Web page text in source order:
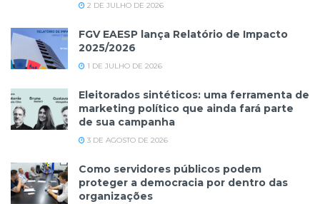
2 DE JULHO DE 2026
FGV EAESP lança Relatório de Impacto
2025/2026
1 DE JULHO DE 2026
Eleitorados sintéticos: uma ferramenta de
marketing político que ainda fará parte
de sua campanha
3 DE AGOSTO DE 2026
Como servidores públicos podem
proteger a democracia por dentro das
organizações